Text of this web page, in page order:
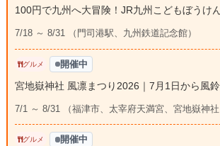
100円で九州へ大冒険！JR九州こどもぼうけ
7/18 ～ 8/31 （門司港駅、九州鉄道記念館）
グルメ 開催中
宮地嶽神社 風凛まつり2026｜7月1日から風鈴
7/1 ～ 8/31 （福津市、太宰府天満宮、宮地嶽神社
グルメ 開催中